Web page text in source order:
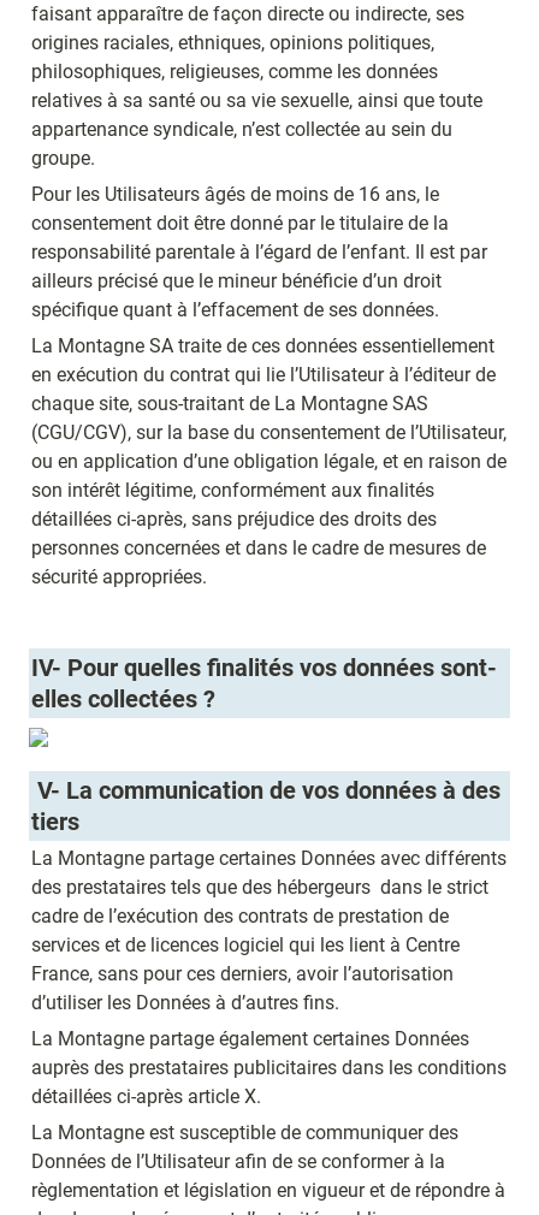
faisant apparaître de façon directe ou indirecte, ses
origines raciales, ethniques, opinions politiques,
philosophiques, religieuses, comme les données
relatives à sa santé ou sa vie sexuelle, ainsi que toute
appartenance syndicale, n’est collectée au sein du
groupe.
Pour les Utilisateurs âgés de moins de 16 ans, le
consentement doit être donné par le titulaire de la
responsabilité parentale à l’égard de l’enfant. Il est par
ailleurs précisé que le mineur bénéficie d’un droit
spécifique quant à l’effacement de ses données.
La Montagne SA traite de ces données essentiellement
en exécution du contrat qui lie l’Utilisateur à l’éditeur de
chaque site, sous-traitant de La Montagne SAS
(CGU/CGV), sur la base du consentement de l’Utilisateur,
ou en application d’une obligation légale, et en raison de
son intérêt légitime, conformément aux finalités
détaillées ci-après, sans préjudice des droits des
personnes concernées et dans le cadre de mesures de
sécurité appropriées.
IV- Pour quelles finalités vos données sont-
elles collectées ?
tiers
La Montagne partage certaines Données avec différents
des prestataires tels que des hébergeurs  dans le strict
cadre de l’exécution des contrats de prestation de
services et de licences logiciel qui les lient à Centre
France, sans pour ces derniers, avoir l’autorisation
d’utiliser les Données à d’autres fins.
La Montagne partage également certaines Données
auprès des prestataires publicitaires dans les conditions
détaillées ci-après article X.
La Montagne est susceptible de communiquer des
Données de l’Utilisateur afin de se conformer à la
règlementation et législation en vigueur et de répondre à